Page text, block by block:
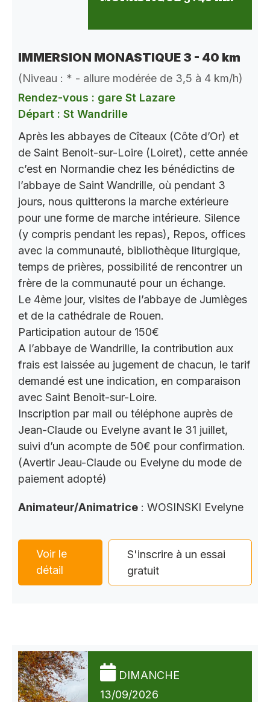
IMMERSION MONASTIQUE 3 - 40 km
(Niveau : * - allure modérée de 3,5 à 4 km/h)
Rendez-vous : gare St Lazare
Départ : St Wandrille
Après les abbayes de Cîteaux (Côte d’Or) et
de Saint Benoit-sur-Loire (Loiret), cette année
c’est en Normandie chez les bénédictins de
l’abbaye de Saint Wandrille, où pendant 3
jours, nous quitterons la marche extérieure
pour une forme de marche intérieure. Silence
(y compris pendant les repas), Repos, offices
avec la communauté, bibliothèque liturgique,
temps de prières, possibilité de rencontrer un
frère de la communauté pour un échange.
Le 4ème jour, visites de l’abbaye de Jumièges
et de la cathédrale de Rouen.
Participation autour de 150€
A l’abbaye de Wandrille, la contribution aux
frais est laissée au jugement de chacun, le tarif
demandé est une indication, en comparaison
avec Saint Benoit-sur-Loire.
Inscription par mail ou téléphone auprès de
Jean-Claude ou Evelyne avant le 31 juillet,
suivi d’un acompte de 50€ pour confirmation.
(Avertir Jeau-Claude ou Evelyne du mode de
paiement adopté)
Animateur/Animatrice : WOSINSKI Evelyne
Voir le
détail
S'inscrire à un essai
gratuit
DIMANCHE
13/09/2026